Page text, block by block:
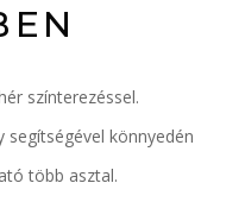
színterezéssel.
könnyedén
több asztal.